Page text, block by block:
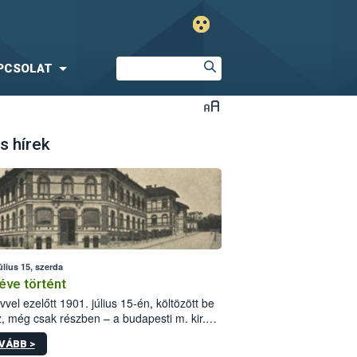
hírek
15, szerda
történt
ezelőtt 1901. július 15-én, költözött be
még csak részben – a budapesti m. kir.
állomás a Kis Rókus utca
alatti, Czigler Győző által tervezett új
>